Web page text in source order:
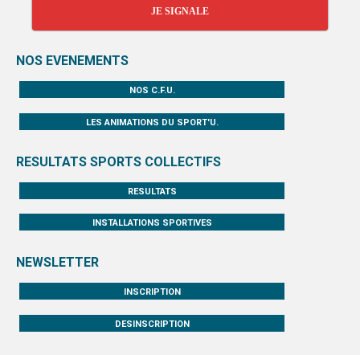
JE SIGNALE
NOS EVENEMENTS
NOS C.F.U.
LES ANIMATIONS DU SPORT'U.
RESULTATS SPORTS COLLECTIFS
RESULTATS
INSTALLATIONS SPORTIVES
NEWSLETTER
INSCRIPTION
DESINSCRIPTION